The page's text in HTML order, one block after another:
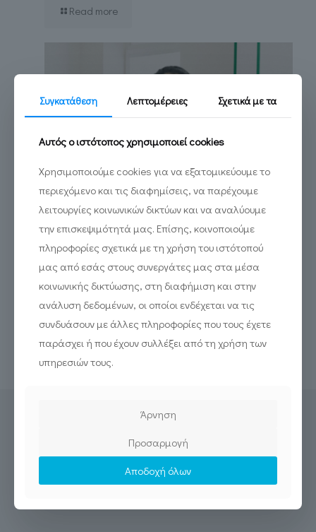
Read more
Δημιουργούμε τα νέα VR Labs του ΔΠΘ
Read more
Συγκατάθεση Λεπτομέρειες Σχετικά με τα
Αυτός ο ιστότοπος χρησιμοποιεί cookies
Χρησιμοποιούμε cookies για να εξατομικεύουμε το
περιεχόμενο και τις διαφημίσεις, να παρέχουμε
λειτουργίες κοινωνικών δικτύων και να αναλύουμε
την επισκεψιμότητά μας. Επίσης, κοινοποιούμε
πληροφορίες σχετικά με τη χρήση του ιστότοπού
μας από εσάς στους συνεργάτες μας στα μέσα
κοινωνικής δικτύωσης, στη διαφήμιση και στην
ανάλυση δεδομένων, οι οποίοι ενδέχεται να τις
συνδυάσουν με άλλες πληροφορίες που τους έχετε
παράσχει ή που έχουν συλλέξει από τη χρήση των
υπηρεσιών τους.
Άρνηση
Προσαρμογή
Αποδοχή όλων